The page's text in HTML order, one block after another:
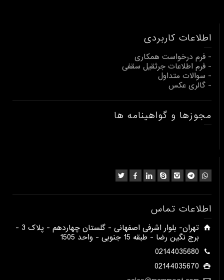
اطلاعات کاربردی
- فرم درخواست همکاری
- فرم اطلاعات جرثقیل سقفی
- سوالات متداول
- گالری عکس
مجوزها و گواهینامه ها
اطلاعات تماس
​تهران- بلوار اشرفی اصفهانی - گلستان چهاردهم - پلاک 3 -
برج نگین رضا - طبقه 15 جنوبی - واحد 1505​
02144035680
02144035670